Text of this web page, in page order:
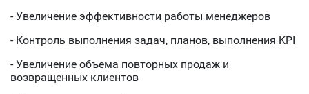
- Увеличение эффективности работы менеджеров
- Контроль выполнения задач, планов, выполнения KPI
- Увеличение объема повторных продаж и
возвращенных клиентов